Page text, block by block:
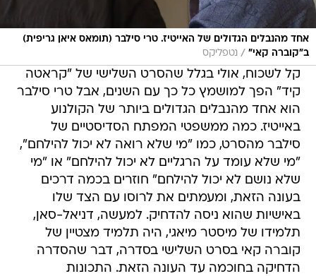
אחד מהנבלים הגדולים של האייטיז. טרי סילבר (תומאס איאן גריפית)
ב"קוברה קאי" / נטפליקס
קל לשכוח, אולי בגלל שהסרט השלישי של "קראטה
קיד" הפך למושמץ כל כך עם השנים, אבל טרי סילבר
הוא אחד מהנבלים הגדולים ביותר של הקולנוע
באייטיז. כמה ממשפטי המפתח הסדיסטיים של
סילבר מהסרט, כמו "מי שלא רואה לא יכול להילחם",
"מי שלא עומד על הרגליים לא יכול להילחם" או "מי
שלא נושם לא יכול להילחם" חוזרים בכמה דרכים
בעונה הזאת, ומעמתים את לרוסו עם הצד שלו
באישיות שהוא ניסה להדחיק. למעשה, דניאל-סאן,
תלמידו של מיסטר מיאגי, היה תלמיד מצטיין של
קוברה קאי בסרט השלישי בסדרה, דבר שהסדרה
הדחיקה בחוכמה עד העונה הזאת. התכונות